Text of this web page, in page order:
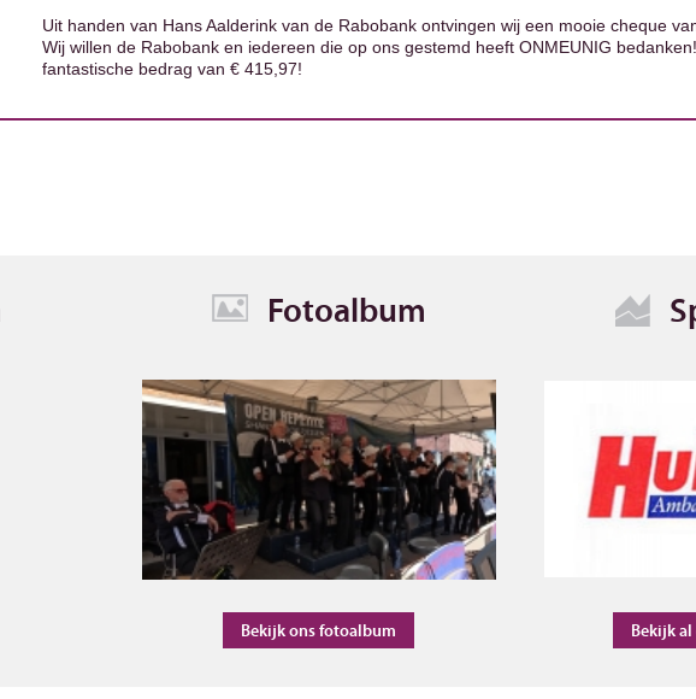
Uit handen van Hans Aalderink van de Rabobank ontvingen wij een mooie cheque
Wij willen de Rabobank en iedereen die op ons gestemd heeft ONMEUNIG
fantastische bedrag van € 415,97!
Fotoalbum
Bekijk ons fotoalbum Bekijk